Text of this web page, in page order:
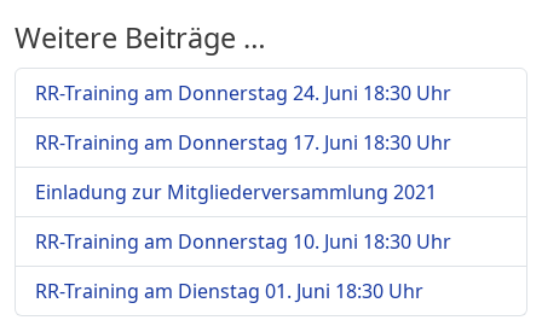
Weitere Beiträge …
RR-Training am Donnerstag 24. Juni 18:30 Uhr
RR-Training am Donnerstag 17. Juni 18:30 Uhr
Einladung zur Mitgliederversammlung 2021
RR-Training am Donnerstag 10. Juni 18:30 Uhr
RR-Training am Dienstag 01. Juni 18:30 Uhr